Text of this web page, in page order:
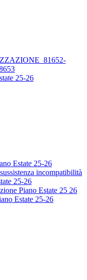
25-26
Estate 25-26
incompatibilità
25-26
Piano Estate 25 26
Estate 25-26